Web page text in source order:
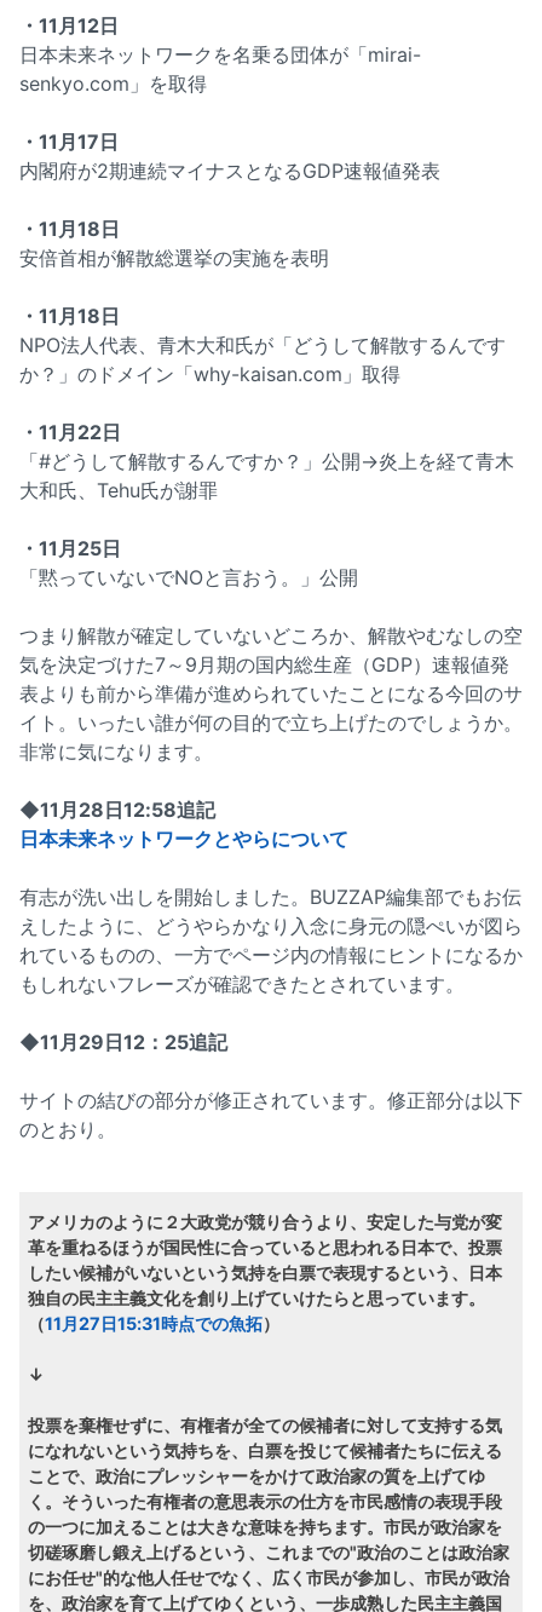
・11月12日
日本未来ネットワークを名乗る団体が「mirai-
senkyo.com」を取得
・11月17日
内閣府が2期連続マイナスとなるGDP速報値発表
・11月18日
安倍首相が解散総選挙の実施を表明
・11月18日
NPO法人代表、青木大和氏が「どうして解散するんです
か？」のドメイン「why-kaisan.com」取得
・11月22日
「#どうして解散するんですか？」公開→炎上を経て青木
大和氏、Tehu氏が謝罪
・11月25日
「黙っていないでNOと言おう。」公開
つまり解散が確定していないどころか、解散やむなしの空
気を決定づけた7～9月期の国内総生産（GDP）速報値発
表よりも前から準備が進められていたことになる今回のサ
イト。いったい誰が何の目的で立ち上げたのでしょうか。
非常に気になります。
◆11月28日12:58追記
日本未来ネットワークとやらについて
有志が洗い出しを開始しました。BUZZAP編集部でもお伝
えしたように、どうやらかなり入念に身元の隠ぺいが図ら
れているものの、一方でページ内の情報にヒントになるか
もしれないフレーズが確認できたとされています。
◆11月29日12：25追記
サイトの結びの部分が修正されています。修正部分は以下
のとおり。
アメリカのように２大政党が競り合うより、安定した与党が変
革を重ねるほうが国民性に合っていると思われる日本で、投票
したい候補がいないという気持を白票で表現するという、日本
独自の民主主義文化を創り上げていけたらと思っています。
（11月27日15:31時点での魚拓）
↓
投票を棄権せずに、有権者が全ての候補者に対して支持する気
になれないという気持ちを、白票を投じて候補者たちに伝える
ことで、政治にプレッシャーをかけて政治家の質を上げてゆ
く。そういった有権者の意思表示の仕方を市民感情の表現手段
の一つに加えることは大きな意味を持ちます。市民が政治家を
切磋琢磨し鍛え上げるという、これまでの"政治のことは政治家
にお任せ"的な他人任せでなく、広く市民が参加し、市民が政治
を、政治家を育て上げてゆくという、一歩成熟した民主主義国